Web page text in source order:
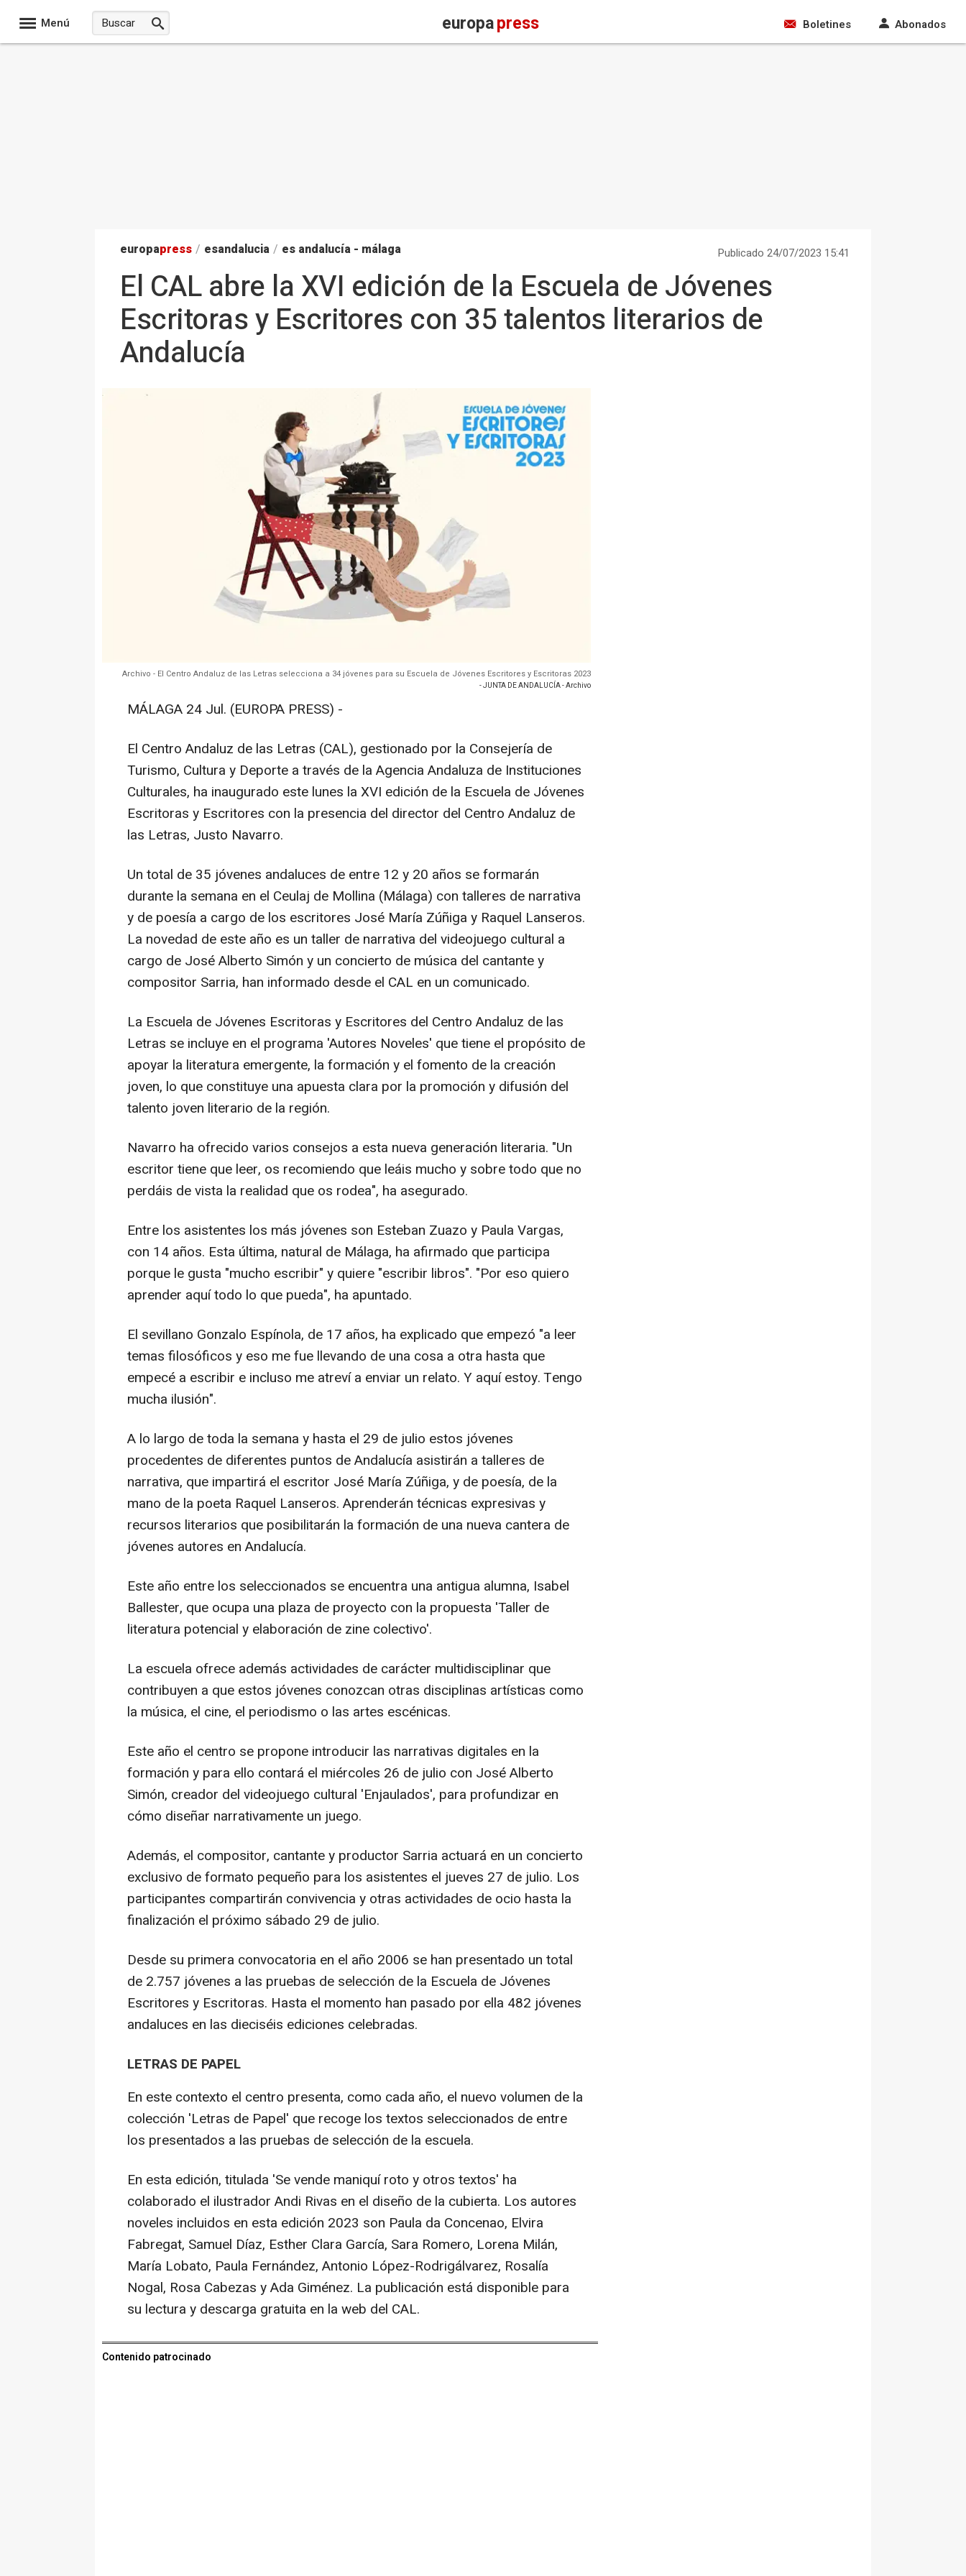
Menú europapress Boletines Abonados
europapress / esandalucia / es andalucía - málaga Publicado 24/07/2023 15:41
El CAL abre la XVI edición de la Escuela de Jóvenes
Escritoras y Escritores con 35 talentos literarios de
Andalucía
Archivo - El Centro Andaluz de las Letras selecciona a 34 jóvenes para su Escuela de Jóvenes Escritores y Escritoras 2023
- JUNTA DE ANDALUCÍA - Archivo
MÁLAGA 24 Jul. (EUROPA PRESS) -
El Centro Andaluz de las Letras (CAL), gestionado por la Consejería de
Turismo, Cultura y Deporte a través de la Agencia Andaluza de Instituciones
Culturales, ha inaugurado este lunes la XVI edición de la Escuela de Jóvenes
Escritoras y Escritores con la presencia del director del Centro Andaluz de
las Letras, Justo Navarro.
Un total de 35 jóvenes andaluces de entre 12 y 20 años se formarán
durante la semana en el Ceulaj de Mollina (Málaga) con talleres de narrativa
y de poesía a cargo de los escritores José María Zúñiga y Raquel Lanseros.
La novedad de este año es un taller de narrativa del videojuego cultural a
cargo de José Alberto Simón y un concierto de música del cantante y
compositor Sarria, han informado desde el CAL en un comunicado.
La Escuela de Jóvenes Escritoras y Escritores del Centro Andaluz de las
Letras se incluye en el programa 'Autores Noveles' que tiene el propósito de
apoyar la literatura emergente, la formación y el fomento de la creación
joven, lo que constituye una apuesta clara por la promoción y difusión del
talento joven literario de la región.
Navarro ha ofrecido varios consejos a esta nueva generación literaria. "Un
escritor tiene que leer, os recomiendo que leáis mucho y sobre todo que no
perdáis de vista la realidad que os rodea", ha asegurado.
Entre los asistentes los más jóvenes son Esteban Zuazo y Paula Vargas,
con 14 años. Esta última, natural de Málaga, ha afirmado que participa
porque le gusta "mucho escribir" y quiere "escribir libros". "Por eso quiero
aprender aquí todo lo que pueda", ha apuntado.
El sevillano Gonzalo Espínola, de 17 años, ha explicado que empezó "a leer
temas filosóficos y eso me fue llevando de una cosa a otra hasta que
empecé a escribir e incluso me atreví a enviar un relato. Y aquí estoy. Tengo
mucha ilusión".
A lo largo de toda la semana y hasta el 29 de julio estos jóvenes
procedentes de diferentes puntos de Andalucía asistirán a talleres de
narrativa, que impartirá el escritor José María Zúñiga, y de poesía, de la
mano de la poeta Raquel Lanseros. Aprenderán técnicas expresivas y
recursos literarios que posibilitarán la formación de una nueva cantera de
jóvenes autores en Andalucía.
Este año entre los seleccionados se encuentra una antigua alumna, Isabel
Ballester, que ocupa una plaza de proyecto con la propuesta 'Taller de
literatura potencial y elaboración de zine colectivo'.
La escuela ofrece además actividades de carácter multidisciplinar que
contribuyen a que estos jóvenes conozcan otras disciplinas artísticas como
la música, el cine, el periodismo o las artes escénicas.
Este año el centro se propone introducir las narrativas digitales en la
formación y para ello contará el miércoles 26 de julio con José Alberto
Simón, creador del videojuego cultural 'Enjaulados', para profundizar en
cómo diseñar narrativamente un juego.
Además, el compositor, cantante y productor Sarria actuará en un concierto
exclusivo de formato pequeño para los asistentes el jueves 27 de julio. Los
participantes compartirán convivencia y otras actividades de ocio hasta la
finalización el próximo sábado 29 de julio.
Desde su primera convocatoria en el año 2006 se han presentado un total
de 2.757 jóvenes a las pruebas de selección de la Escuela de Jóvenes
Escritores y Escritoras. Hasta el momento han pasado por ella 482 jóvenes
andaluces en las dieciséis ediciones celebradas.
LETRAS DE PAPEL
En este contexto el centro presenta, como cada año, el nuevo volumen de la
colección 'Letras de Papel' que recoge los textos seleccionados de entre
los presentados a las pruebas de selección de la escuela.
En esta edición, titulada 'Se vende maniquí roto y otros textos' ha
colaborado el ilustrador Andi Rivas en el diseño de la cubierta. Los autores
noveles incluidos en esta edición 2023 son Paula da Concenao, Elvira
Fabregat, Samuel Díaz, Esther Clara García, Sara Romero, Lorena Milán,
María Lobato, Paula Fernández, Antonio López-Rodrigálvarez, Rosalía
Nogal, Rosa Cabezas y Ada Giménez. La publicación está disponible para
su lectura y descarga gratuita en la web del CAL.
Contenido patrocinado